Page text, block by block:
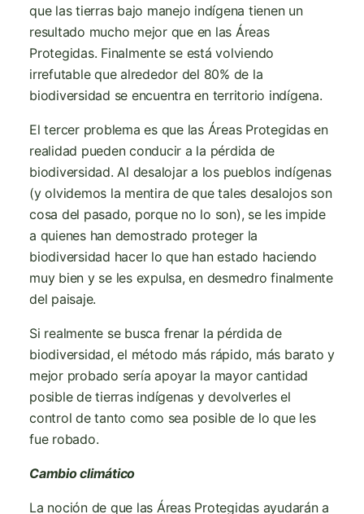
que las tierras bajo manejo indígena tienen un
resultado mucho mejor que en las Áreas
Protegidas. Finalmente se está volviendo
irrefutable que alrededor del 80% de la
biodiversidad se encuentra en territorio indígena.
El tercer problema es que las Áreas Protegidas en
realidad pueden conducir a la pérdida de
biodiversidad. Al desalojar a los pueblos indígenas
(y olvidemos la mentira de que tales desalojos son
cosa del pasado, porque no lo son), se les impide
a quienes han demostrado proteger la
biodiversidad hacer lo que han estado haciendo
muy bien y se les expulsa, en desmedro finalmente
del paisaje.
Si realmente se busca frenar la pérdida de
biodiversidad, el método más rápido, más barato y
mejor probado sería apoyar la mayor cantidad
posible de tierras indígenas y devolverles el
control de tanto como sea posible de lo que les
fue robado.
Cambio climático
La noción de que las Áreas Protegidas ayudarán a